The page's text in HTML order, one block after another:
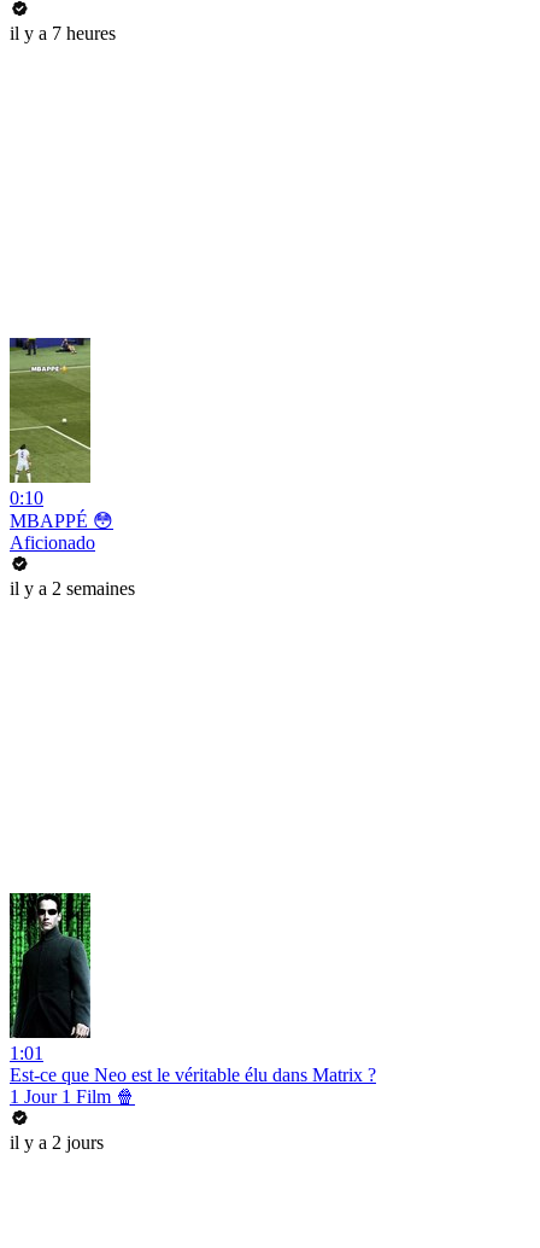
il y a 7 heures
0:10
MBAPPÉ 😳
Aficionado
il y a 2 semaines
1:01
Est-ce que Neo est le véritable élu dans Matrix ?
1 Jour 1 Film 🍿
il y a 2 jours